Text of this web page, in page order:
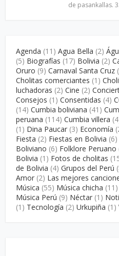
de pasankallas.
Agenda (11) Agua Bella (2)
(5) Biografías (17) Bolivia (2)
Oruro (9) Carnaval Santa Cruz
Cholitas comerciantes (1)
luchadoras (2) Cine (2)
Consejos (1) Consentidas (4)
(14) Cumbia boliviana (41)
peruana (114) Cumbia villera
(1) Dina Paucar (3) Economía
Fiesta (2) Fiestas en Bolivia (6)
Boliviano (6) Folklore Peruano
Bolivia (1) Fotos de cholitas
de Bolivia (4) Grupos del Perú
Amor (2) Las mejores
Música (55) Música chicha (11)
Música Perú (9) Néctar (1)
(1) Tecnología (2) Urkupiña (1)